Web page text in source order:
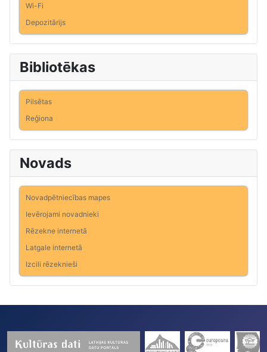
Wi-Fi
Depozitārijs
Bibliotēkas
Pilsētas
Reģiona
Novads
Novadpētniecības mapes
Ievērojami novadnieki
Rēzekne internetā
Latgale internetā
Izcili rēzeknieši